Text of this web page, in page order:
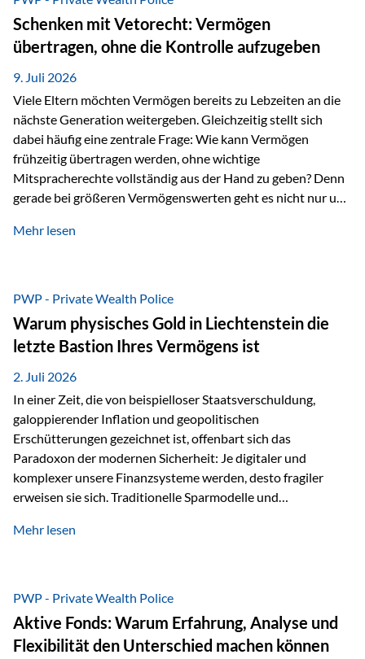
Ausgangssituation bietet die Private Wealth Police der
Vienna-Life eine durchdachte Gestaltungsmöglichkeit. Die
Ausgangssituation Stellen Sie sich folgendes Beispiel vor:
Ein…
Schenken mit Vetorecht: Vermögen
übertragen, ohne die Kontrolle aufzugeben
9. Juli 2026
Viele Eltern möchten Vermögen bereits zu Lebzeiten an die
nächste Generation weitergeben. Gleichzeitig stellt sich
dabei häufig eine zentrale Frage: Wie kann Vermögen
frühzeitig übertragen werden, ohne wichtige
Mitspracherechte vollständig aus der Hand zu geben? Denn
gerade bei größeren Vermögenswerten geht es nicht nur um
sicherzustellen, dass das Vermögen langfristig erhalten
folgende Situation vor: Ein Vater schenkt seiner Tochter
einen Teil seines Vermögens. Einige Jahre später möchte die
Tochter das Geld kurzfristig verwenden, um…
Mehr lesen
PWP - Private Wealth Police
Warum physisches Gold in Liechtenstein die
letzte Bastion Ihres Vermögens ist
2. Juli 2026
In einer Zeit, die von beispielloser Staatsverschuldung,
galoppierender Inflation und geopolitischen
Erschütterungen gezeichnet ist, offenbart sich das
Paradoxon der modernen Sicherheit: Je digitaler und
komplexer unsere Finanzsysteme werden, desto fragiler
erweisen sie sich. Traditionelle Sparmodelle und
unumstößlich galten, versagen angesichts der expansiven
Nostalgie dar, sondern ist die modernste und strategisch
klügste Antwort auf globale Instabilität. Physische Werte
und der richtige Rechtsstandort sind heute keine bloße
Option mehr, sondern eine strategische Notwendigkeit. 1.
Mehr lesen
PWP - Private Wealth Police
Aktive Fonds: Warum Erfahrung, Analyse und
Flexibilität den Unterschied machen können